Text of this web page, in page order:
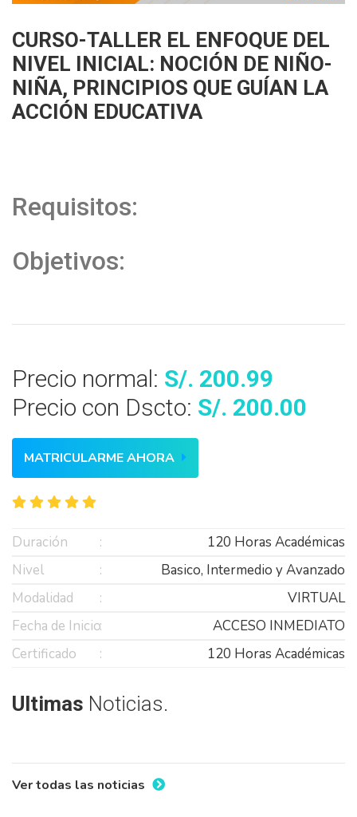
CURSO-TALLER EL ENFOQUE DEL
NIVEL INICIAL: NOCIÓN DE NIÑO-
NIÑA, PRINCIPIOS QUE GUÍAN LA
ACCIÓN EDUCATIVA
Requisitos:
Objetivos:
Precio normal: S/. 200.99
Precio con Dscto: S/. 200.00
MATRICULARME AHORA
Duración
120 Horas Académicas
Nivel
Basico, Intermedio y Avanzado
Modalidad
VIRTUAL
Fecha de Inicio
ACCESO INMEDIATO
Certificado
120 Horas Académicas
Ultimas Noticias.
Ver todas las noticias